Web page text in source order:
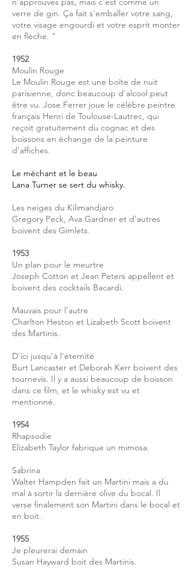
verre de gin. Ça fait s'emballer votre sang,
votre visage engourdi et votre esprit monter
en flèche. "
1952
Moulin Rouge
Le Moulin Rouge est une boîte de nuit
parisienne, donc beaucoup d'alcool peut
être vu. Jose Ferrer joue le célèbre peintre
français Henri de Toulouse-Lautrec, qui
reçoit gratuitement du cognac et des
boissons en échange de la peinture
d'affiches.
Le méchant et le beau
Lana Turner se sert du whisky.
Les neiges du Kilimandjaro
Gregory Peck, Ava Gardner et d'autres
boivent des Gimlets.
1953
Un plan pour le meurtre
Joseph Cotton et Jean Peters appellent et
boivent des cocktails Bacardi.
Mauvais pour l'autre
Charlton Heston et Lizabeth Scott boivent
des Martinis.
D'ici jusqu'à l'éternité
Burt Lancaster et Deborah Kerr boivent des
tournevis. Il y a aussi beaucoup de boisson
dans ce film, et le whisky est vu et
mentionné.
1954
Rhapsodie
Elizabeth Taylor fabrique un mimosa.
Sabrina
Walter Hampden fait un Martini mais a du
mal à sortir la dernière olive du bocal. Il
verse finalement son Martini dans le bocal et
en boit.
1955
Je pleurerai demain
Susan Hayward boit des Martinis.